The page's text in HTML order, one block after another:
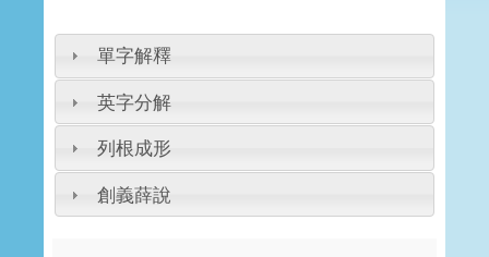
單字解釋
英字分解
列根成形
創義薛說